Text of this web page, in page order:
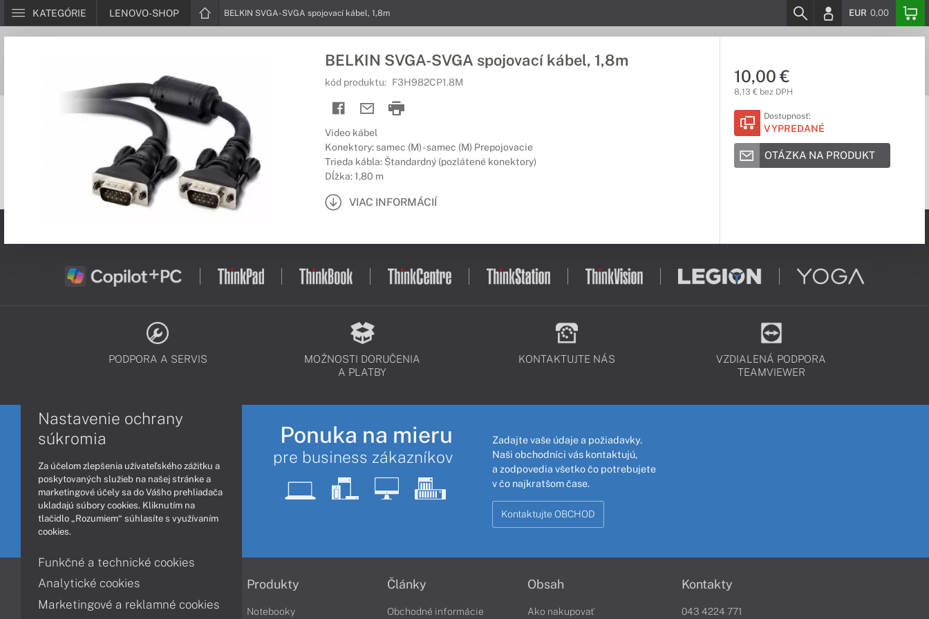
KATEGÓRIE LENOVO-SHOP BELKIN SVGA-SVGA spojovací kábel, 1,8m EUR 0,00
BELKIN SVGA-SVGA spojovací kábel, 1,8m
kód produktu: F3H982CP1.8M
Video kábel
Konektory: samec (M) - samec (M) Prepojovacie
Trieda kábla: Štandardný (pozlátené konektory)
Dĺžka: 1,80 m
VIAC INFORMÁCIÍ
10,00 €
8,13 € bez DPH
Dostupnosť:
VYPREDANÉ
OTÁZKA NA PRODUKT
PODPORA A SERVIS
MOŽNOSTI DORUČENIA
A PLATBY
KONTAKTUJTE NÁS
VZDIALENÁ PODPORA
TEAMVIEWER
Ponuka na mieru
pre business zákazníkov
Zadajte vaše údaje a požiadavky.
Naši obchodníci vás kontaktujú,
a zodpovedia všetko čo potrebujete
v čo najkratšom čase.
Kontaktujte OBCHOD
Informácie
Obchodné podmienky
Produkty
Notebooky
Články
Obchodné informácie
Obsah
Ako nakupovať
Kontakty
043 4224 771
Nastavenie ochrany
súkromia
Za účelom zlepšenia užívateľského zážitku a
poskytovaných služieb na našej stránke a
marketingové účely sa do Vášho prehliadača
ukladajú súbory cookies. Kliknutím na
tlačidlo „Rozumiem“ súhlasíte s využívaním
cookies.
Funkčné a technické cookies
Analytické cookies
Marketingové a reklamné cookies